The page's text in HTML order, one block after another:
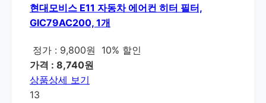
현대모비스 E11 자동차 에어컨 히터 필터,
GIC79AC200, 1개
정가 : 9,800원
10% 할인
가격 : 8,740원
상품상세 보기
13